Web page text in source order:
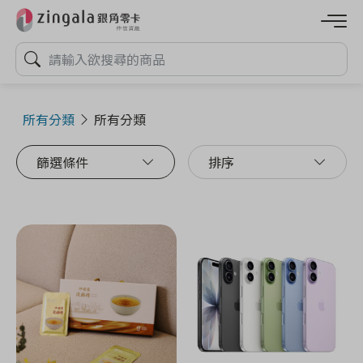
所有分類 所有分類
篩選條件 排序